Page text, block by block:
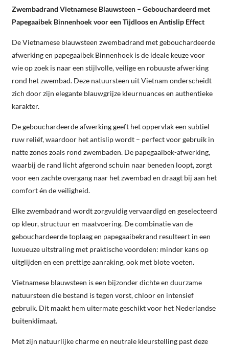
Zwembadrand Vietnamese Blauwsteen – Gebouchardeerd met
Papegaaibek Binnenhoek voor een Tijdloos en Antislip Effect
De Vietnamese blauwsteen zwembadrand met gebouchardeerde
afwerking en papegaaibek Binnenhoek is de ideale keuze voor
wie op zoek is naar een stijlvolle, veilige en robuuste afwerking
rond het zwembad. Deze natuursteen uit Vietnam onderscheidt
zich door zijn elegante blauwgrijze kleurnuances en authentieke
karakter.
De gebouchardeerde afwerking geeft het oppervlak een subtiel
ruw reliëf, waardoor het antislip wordt – perfect voor gebruik in
natte zones zoals rond zwembaden. De papegaaibek-afwerking,
waarbij de rand licht afgerond schuin naar beneden loopt, zorgt
voor een zachte overgang naar het zwembad en draagt bij aan het
comfort én de veiligheid.
Elke zwembadrand wordt zorgvuldig vervaardigd en geselecteerd
op kleur, structuur en maatvoering. De combinatie van de
gebouchardeerde toplaag en papegaaibekrand resulteert in een
luxueuze uitstraling met praktische voordelen: minder kans op
uitglijden en een prettige aanraking, ook met blote voeten.
Vietnamese blauwsteen is een bijzonder dichte en duurzame
natuursteen die bestand is tegen vorst, chloor en intensief
gebruik. Dit maakt hem uitermate geschikt voor het Nederlandse
buitenklimaat.
Met zijn natuurlijke charme en neutrale kleurstelling past deze